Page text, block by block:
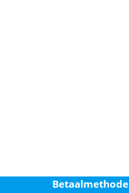
Betaalmethode